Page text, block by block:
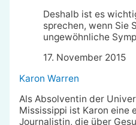
Deshalb ist es
sprechen, wenn Sie
ungewöhnliche
17. November 2015
Karon Warren
Als Absolventin der
Mississippi ist Karon eine
Journalistin, die über